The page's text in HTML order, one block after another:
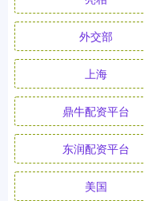
外交部
上海
鼎牛配资平台
东润配资平台
美国